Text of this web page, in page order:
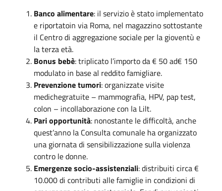
Banco alimentare: il servizio è stato implementato
e riportatoin via Roma, nel magazzino sottostante
il Centro di aggregazione sociale per la gioventù e
la terza età.
Bonus bebè: triplicato l’importo da € 50 ad€ 150
modulato in base al reddito famigliare.
Prevenzione tumori: organizzate visite
medichegratuite – mammografia, HPV, pap test,
colon – incollaborazione con la Lilt.
Pari opportunità: nonostante le difficoltà, anche
quest’anno la Consulta comunale ha organizzato
una giornata di sensibilizzazione sulla violenza
contro le donne.
Emergenze socio-assistenziali: distribuiti circa €
10.000 di contributi alle famiglie in condizioni di